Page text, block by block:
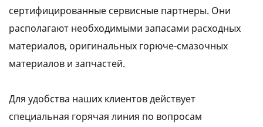
сертифицированные сервисные партнеры. Они
располагают необходимыми запасами расходных
материалов, оригинальных горюче-смазочных
материалов и запчастей.
Для удобства наших клиентов действует
специальная горячая линия по вопросам